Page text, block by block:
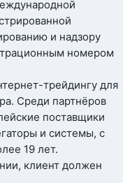
и надзору
номером
трейдингу для
Среди партнёров
поставщики
и системы, с
19 лет.
клиент должен